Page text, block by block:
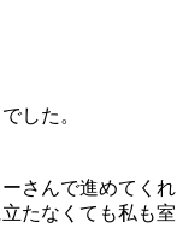
した。
さんで進めてくれ
たなくても私も